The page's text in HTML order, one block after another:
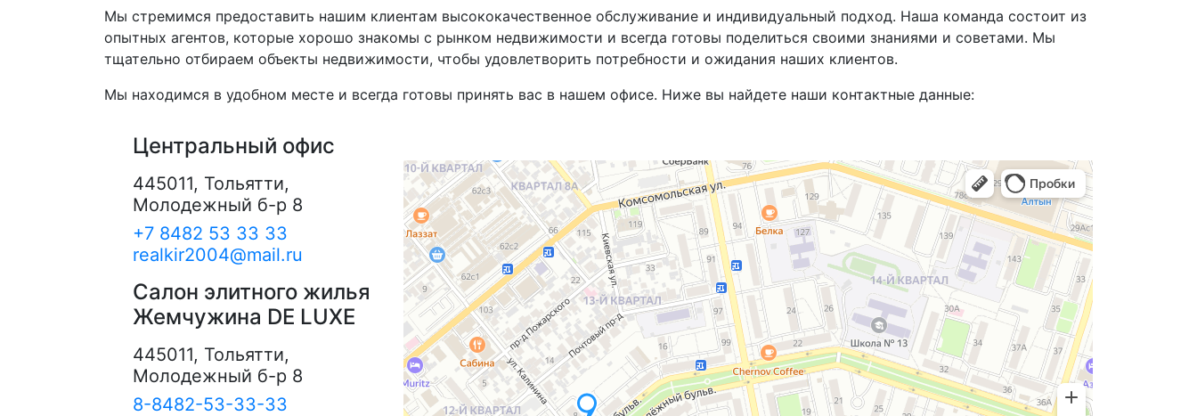
Мы стремимся предоставить нашим клиентам высококачественное обслуживание и индивидуальный подход. Наша команда состоит из
опытных агентов, которые хорошо знакомы с рынком недвижимости и всегда готовы поделиться своими знаниями и советами. Мы
тщательно отбираем объекты недвижимости, чтобы удовлетворить потребности и ожидания наших клиентов.
Мы находимся в удобном месте и всегда готовы принять вас в нашем офисе. Ниже вы найдете наши контактные данные:
Контакты
Центральный офис
445011, Тольятти,
Молодежный б-р 8
+7 8482 53 33 33
realkir2004@mail.ru
Салон элитного жилья
Жемчужина DE LUXE
445011, Тольятти,
Молодежный б-р 8
8-8482-53-33-33